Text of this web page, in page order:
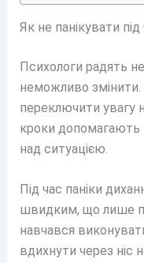
Як не панікувати
Психологи радять
неможливо
переключити увагу
кроки допомагають
над ситуацією.
Під час паніки
швидким, що лише
навчався
вдихнути через ніс